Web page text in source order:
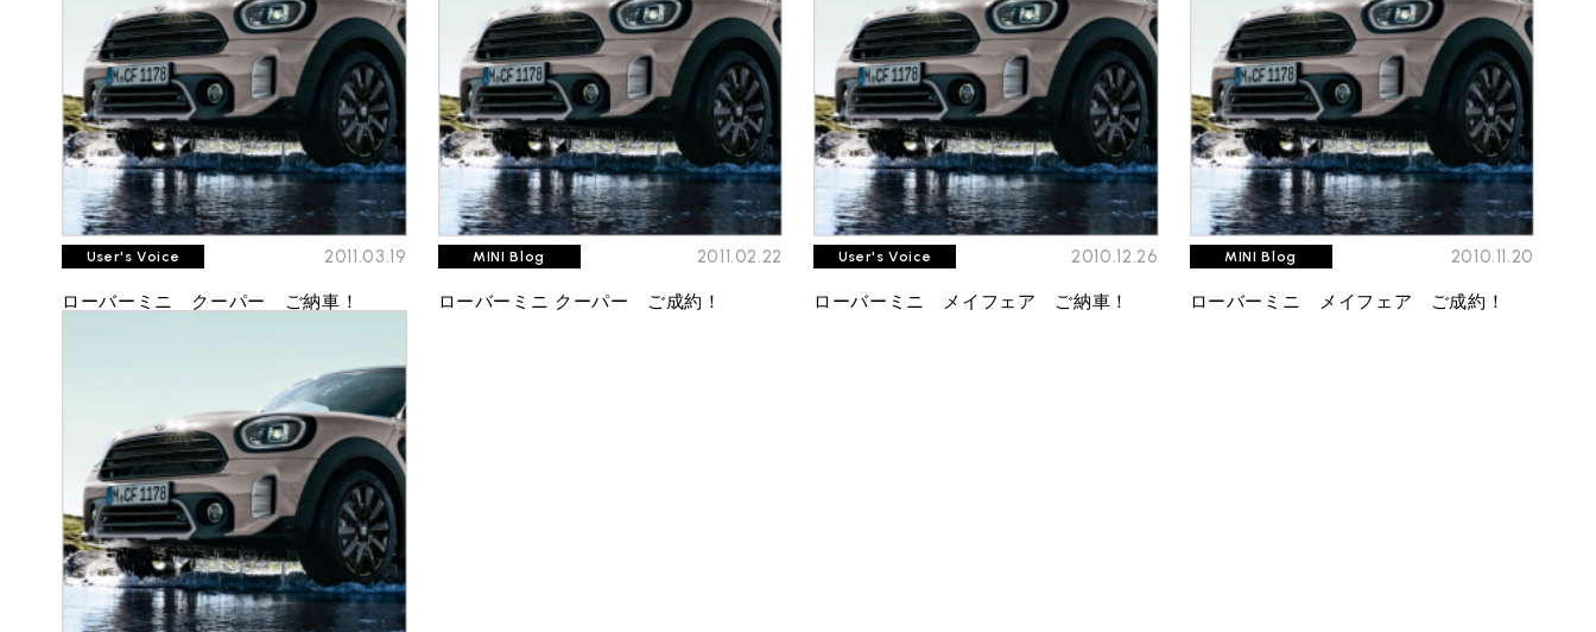
BMW MINIサービス工場
iR TECH FACTORY
ROVER MINI サービス工場
iR MAKERS
User's Voice 2011.03.19
ローバーミニ クーパー ご納車！
MINI Blog 2011.02.22
ローバーミニ クーパー ご成約！
User's Voice 2010.12.26
ローバーミニ メイフェア ご納車！
MINI Blog 2010.11.20
ローバーミニ メイフェア ご成約！